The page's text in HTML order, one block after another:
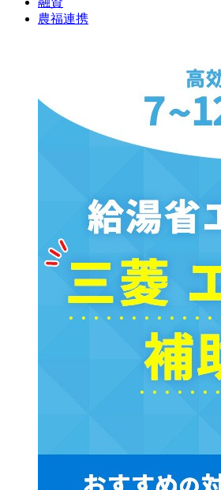
農福連携